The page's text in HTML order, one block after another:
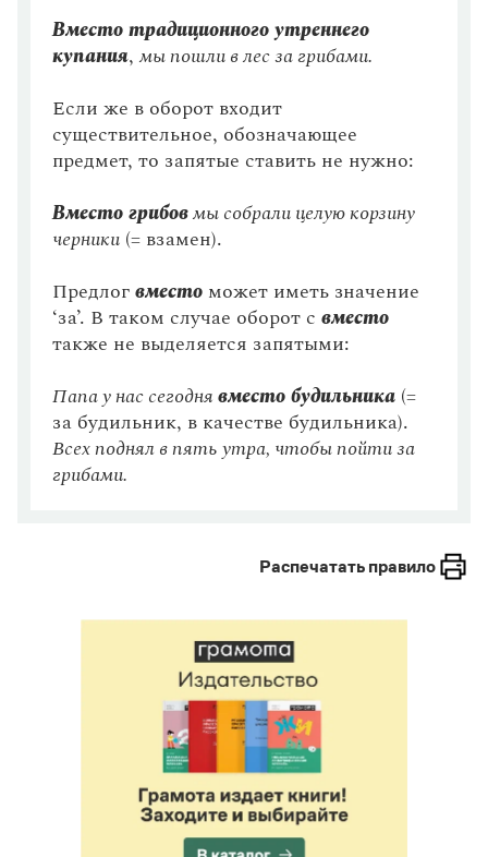
Научпоп
Учебники и справочники
Все книги
Приставки на З (С)
Гласные в приставках ПРЕ- и ПРИ-
Буквы Ы и И после приставок на согласные
Обособленные согласованные определения
Вводные слова и конструкции
Сложносочинённое предложение
Сложное бессоюзное предложение
Обращение
Разделительные Ъ и Ь
Тире между подлежащим и сказуемым
Однородные члены предложения
Обобщающее слово при однородных членах
Буквы Ы и И после Ц
Вместо традиционного утреннего
купания, мы пошли в лес за грибами.
Если же в оборот входит
существительное, обозначающее
предмет, то запятые ставить не нужно:
Вместо грибов мы собрали целую корзину
черники (= взамен).
Предлог вместо может иметь значение
‘за’. В таком случае оборот с вместо
также не выделяется запятыми:
Папа у нас сегодня вместо будильника (=
за будильник, в качестве будильника).
Всех поднял в пять утра, чтобы пойти за
грибами.
Распечатать правило